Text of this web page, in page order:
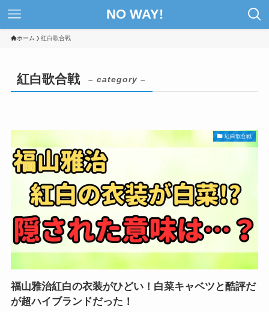
NO WAY!
ホーム 紅白歌合戦
紅白歌合戦 – category –
紅白歌合戦
福山雅治紅白の衣装がひどい！白菜キャベツと酷評だ
が超ハイブランドだった！